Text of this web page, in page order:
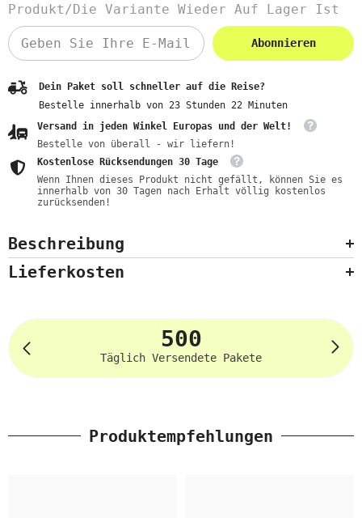
Produkt/die Variante Wieder Auf Lager Ist
Abonnieren
Dein Paket soll schneller auf die Reise?
Bestelle innerhalb von 23 Stunden 22 Minuten
Versand in jeden Winkel Europas und der Welt!
Bestelle von überall - wir liefern!
Kostenlose Rücksendungen 30 Tage
Wenn Ihnen dieses Produkt nicht gefällt, können Sie es
innerhalb von 30 Tagen nach Erhalt völlig kostenlos
zurücksenden!
Beschreibung
Lieferkosten
500
Täglich Versendete Pakete
Produktempfehlungen